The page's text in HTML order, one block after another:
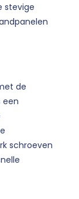
stevige
de
een
schroeven